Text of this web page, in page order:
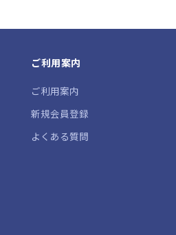
ご利用案内
ご利用案内
新規会員登録
よくある質問